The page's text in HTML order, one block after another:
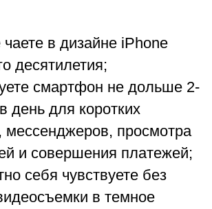
в дизайне iPhone
десятилетия;
смартфон не дольше 2-
день для коротких
мессенджеров, просмотра
и совершения платежей;
себя чувствуете без
в темное